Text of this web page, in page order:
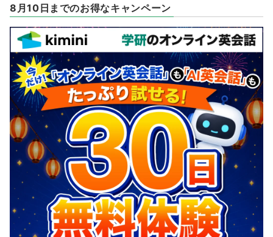
8月10日までのお得なキャンペーン